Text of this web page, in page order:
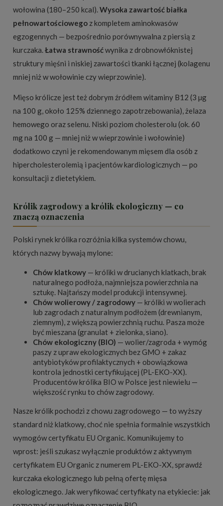
wołowina (180–250 kcal). Wysoka zawartość białka
pełnowartościowego z kompletem aminokwasów
egzogennych — bezpośrednio porównywalna z piersią z
kurczaka. Łatwa strawnośćwynika z drobnowłóknistej
struktury mięśni i niskiej zawartości tkanki łącznej (kolagenu
mniej niż w wołowinie czy wieprzowinie).
Mięso królicze jest też dobrym źródłem witaminy B12 (3 µg
na 100 g, około 125% dziennego zapotrzebowania), żelaza
hemowego oraz selenu. Niski poziom cholesterolu (ok. 60
mg na 100 g — mniej niż w wieprzowinie i wołowinie)
dodatkowo czyni je rekomendowanym mięsem dla osób z
hipercholesterolemią i pacjentów kardiologicznych — po
konsultacji z dietetykiem.
Królik zagrodowy a królik ekologiczny — co
znaczą oznaczenia
Polski rynek królika rozróżnia kilka systemów chowu,
których nazwy bywają mylone:
Chów klatkowy — króliki w drucianych klatkach, brak
naturalnego podłoża, najmniejsza powierzchnia na
sztukę. Najtańszy model produkcji intensywnej.
Chów wolierowy / zagrodowy — króliki w wolierach
lub zagrodach z naturalnym podłożem (drewnianym,
ziemnym), z większą powierzchnią ruchu. Pasza może
być mieszana (granulat + zielonka, siano).
Chów ekologiczny (BIO) — wolier/zagroda + wymóg
paszy z upraw ekologicznych bez GMO + zakaz
antybiotyków profilaktycznych + obowiązkowa
kontrola jednostki certyfikującej (PL-EKO-XX).
Producentów królika BIO w Polsce jest niewielu —
większość rynku to chów zagrodowy.
Nasze królik pochodzi z chowu zagrodowego — to wyższy
standard niż klatkowy, choć nie spełnia formalnie wszystkich
wymogów certyfikatu EU Organic. Komunikujemy to
wprost: jeśli szukasz wyłącznie produktów z aktywnym
certyfikatem EU Organic z numerem PL-EKO-XX, sprawdź
kurczaka ekologicznego lub pełną ofertę mięsa
ekologicznego . Jak weryfikować certyfikaty na etykiecie: jak